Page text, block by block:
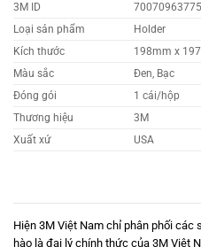
3M ID
70070963775
Loại sản phẩm
Holder
Kích thước
198mm x
Màu sắc
Đen, Bạc
Đóng gói
1 cái/hộp
Thương hiệu
3M
Xuất xứ
USA
Hiện 3M Việt Nam chỉ phân phối các
hào là đại lý chính thức của 3M Việt